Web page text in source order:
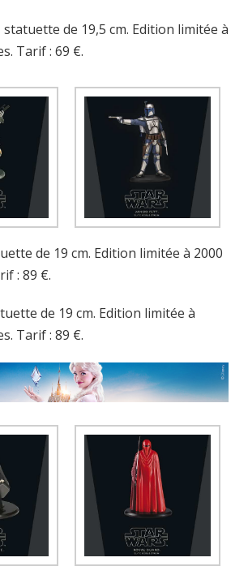
statuette de 19,5 cm. Edition limitée à
Tarif : 69 €.
de 19 cm. Edition limitée à 2000
: 89 €.
de 19 cm. Edition limitée à
Tarif : 89 €.